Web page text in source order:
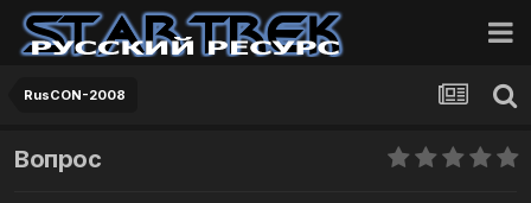
RusCON-2008
Вопрос